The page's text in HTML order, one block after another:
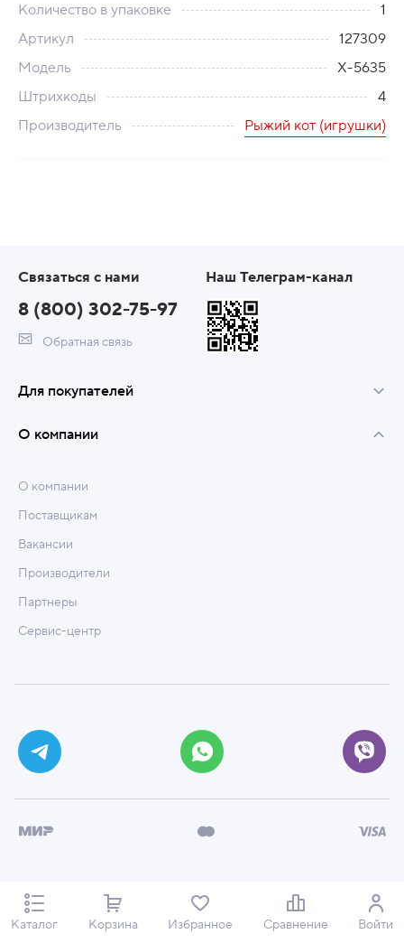
Каталог Корзина Избранное Сравнение Войти
Количество в упаковке
1
Артикул
127309
Модель
Х-5635
Штрихкоды
4
Производитель
Рыжий кот (игрушки)
Связаться с нами
8 (800) 302-75-97
Обратная связь
Наш Телеграм-канал
Для покупателей
О компании
О компании
Поставщикам
Вакансии
Производители
Партнеры
Сервис-центр
© ООО «Техмаркет», 2026
Политика обработки персональных данных